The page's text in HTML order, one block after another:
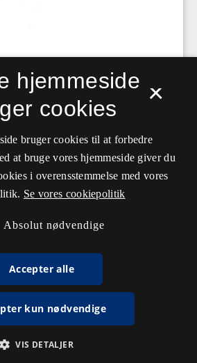
×
hjemmeside
cookies
bruger cookies til at forbedre
at bruge vores hjemmeside giver du
i overensstemmelse med vores
Se vores cookiepolitik
Absolut nødvendige
Accepter alle
kun nødvendige
VIS DETALJER